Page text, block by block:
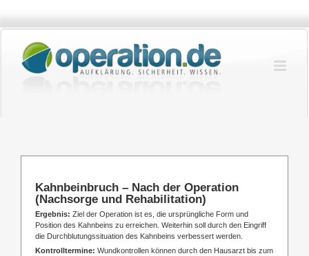
springen
Kahnbeinbruch – Nach der Operation
(Nachsorge und Rehabilitation)
Ergebnis: Ziel der Operation ist es, die ursprüngliche Form und
Position des Kahnbeins zu erreichen. Weiterhin soll durch den Eingriff
die Durchblutungssituation des Kahnbeins verbessert werden.
Kontrolltermine: Wundkontrollen können durch den Hausarzt bis zum